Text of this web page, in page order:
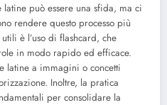
può essere una sfida, ma ci
rendere questo processo più
è l’uso di flashcard, che
in modo rapido ed efficace.
latine a immagini o concetti
Inoltre, la pratica
per consolidare la